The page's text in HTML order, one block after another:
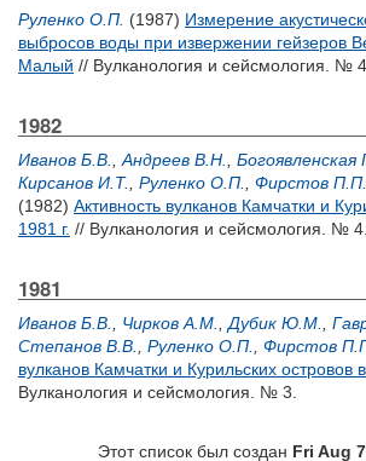
Руленко О.П. (1987) Измерение
выбросов воды при извержении гейзеров
Малый // Вулканология и сейсмология. №
1982
Иванов Б.В. Андреев В.Н. Богоявленская
Кирсанов И.Т.
Руленко О.П. Фирстов П.П.
(1982) Активность вулканов Камчатки и
1981 г. // Вулканология и сейсмология. №
1981
Иванов Б.В. Чирков А.М. Дубик Ю.М.
Степанов В.В.
Руленко О.П. Фирстов
вулканов Камчатки и Курильских островов
Вулканология и сейсмология. № 3.
Этот список был создан Fri Aug